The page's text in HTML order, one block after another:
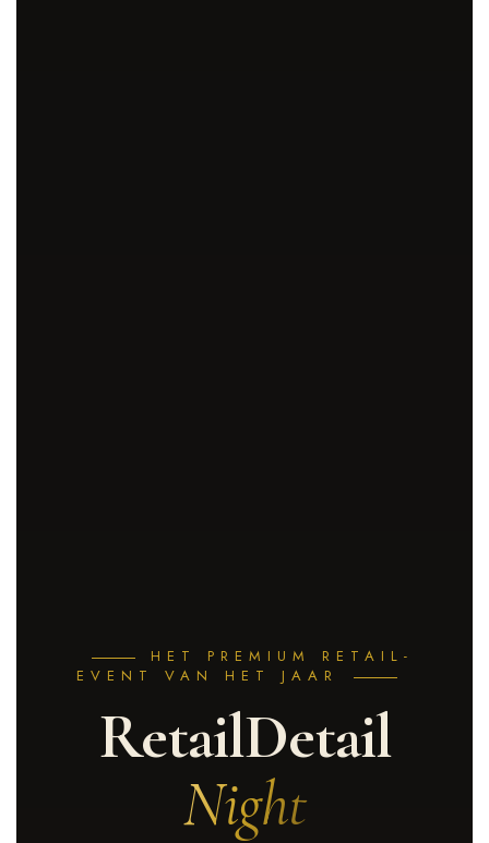
HET PREMIUM RETAIL-
EVENT VAN HET JAAR
RetailDetail
Night